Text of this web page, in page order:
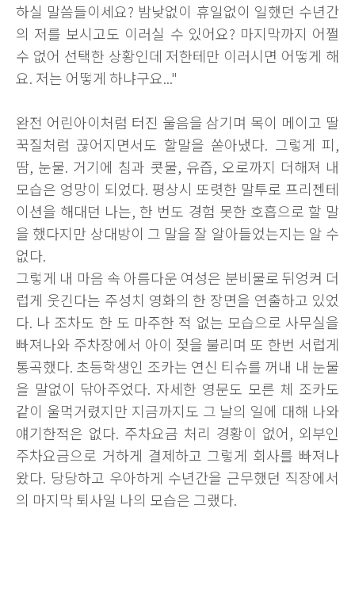
하실 말씀들이세요? 밤낮없이 휴일없이 일했던 수년간
의 저를 보시고도 이러실 수 있어요? 마지막까지 어쩔
수 없어 선택한 상황인데 저한테만 이러시면 어떻게 해
요. 저는 어떻게 하냐구요..."
완전 어린아이처럼 터진 울음을 삼기며 목이 메이고 딸
꾹질처럼 끊어지면서도 할말을 쏟아냈다. 그렇게 피,
땀, 눈물. 거기에 침과 콧물, 유즙, 오로까지 더해져 내
모습은 엉망이 되었다. 평상시 또렷한 말투로 프리젠테
이션을 해대던 나는, 한 번도 경험 못한 호흡으로 할 말
을 했다지만 상대방이 그 말을 잘 알아들었는지는 알 수
없다.
그렇게 내 마음 속 아름다운 여성은 분비물로 뒤엉켜 더
럽게 웃긴다는 주성치 영화의 한 장면을 연출하고 있었
다. 나 조차도 한 도 마주한 적 없는 모습으로 사무실을
빠져나와 주차장에서 아이 젖을 불리며 또 한번 서럽게
통곡했다. 초등학생인 조카는 연신 티슈를 꺼내 내 눈물
을 말없이 닦아주었다. 자세한 영문도 모른 체 조카도
같이 울먹거렸지만 지금까지도 그 날의 일에 대해 나와
얘기한적은 없다. 주차요금 처리 경황이 없어, 외부인
주차요금으로 거하게 결제하고 그렇게 회사를 빠져나
왔다. 당당하고 우아하게 수년간을 근무했던 직장에서
의 마지막 퇴사일 나의 모습은 그랬다.